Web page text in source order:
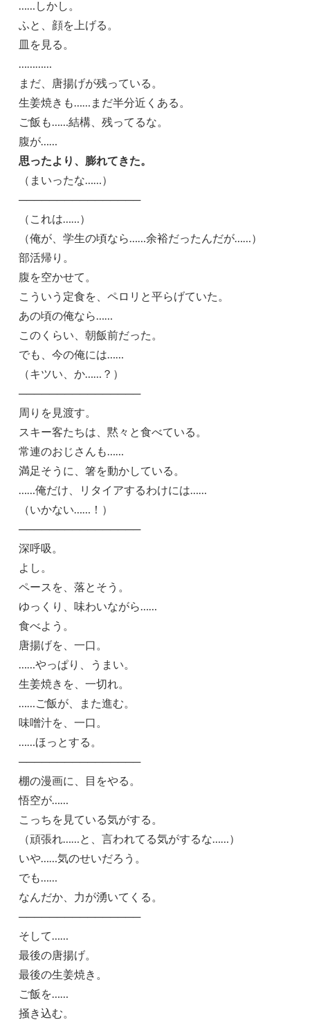
……しかし。
ふと、顔を上げる。
皿を見る。
まだ、唐揚げが残っている。
生姜焼きも……まだ半分近くある。
ご飯も……結構、残ってるな。
腹が……
思ったより、膨れてきた。
（まいったな……）
────────────────
（これは……）
（俺が、学生の頃なら……余裕だったんだが……）
部活帰り。
腹を空かせて。
こういう定食を、ペロリと平らげていた。
あの頃の俺なら……
このくらい、朝飯前だった。
でも、今の俺には……
（キツい、か……？）
────────────────
周りを見渡す。
スキー客たちは、黙々と食べている。
常連のおじさんも……
満足そうに、箸を動かしている。
……俺だけ、リタイアするわけには……
（いかない……！）
────────────────
深呼吸。
よし。
ペースを、落とそう。
ゆっくり、味わいながら……
食べよう。
唐揚げを、一口。
……やっぱり、うまい。
生姜焼きを、一切れ。
……ご飯が、また進む。
味噌汁を、一口。
……ほっとする。
────────────────
棚の漫画に、目をやる。
悟空が……
こっちを見ている気がする。
（頑張れ……と、言われてる気がするな……）
いや……気のせいだろう。
でも……
なんだか、力が湧いてくる。
────────────────
そして……
最後の唐揚げ。
最後の生姜焼き。
ご飯を……
掻き込む。